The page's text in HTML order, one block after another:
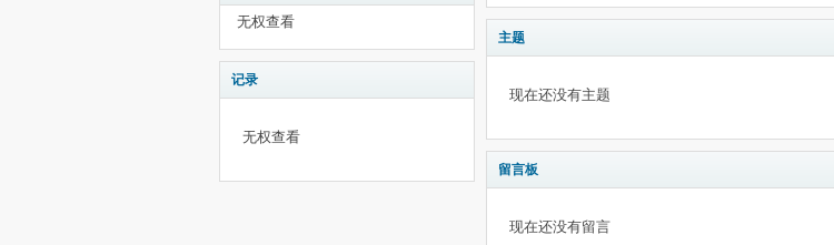
无权查看
记录
无权查看
主题
现在还没有主题
留言板
现在还没有留言